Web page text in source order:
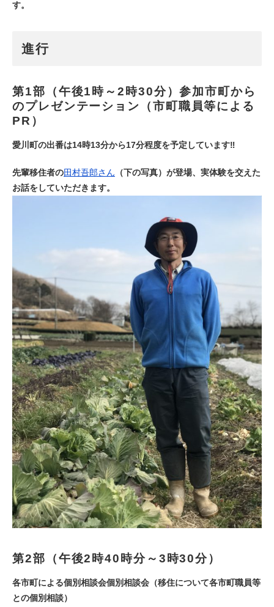
す。
進行
第1部（午後1時～2時30分）参加市町から
のプレゼンテーション（市町職員等による
PR）
愛川町の出番は14時13分から17分程度を予定しています‼
先輩移住者の田村吾郎さん （下の写真）が登場、実体験を交えた
お話をしていただきます。
第2部（午後2時40時分～3時30分）
各市町による個別相談会個別相談会（移住について各市町職員等
との個別相談）